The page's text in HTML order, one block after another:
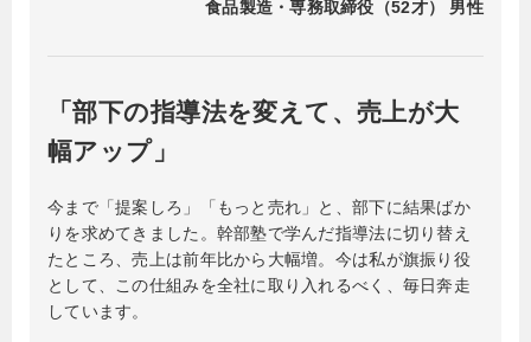
食品製造・専務取締役（52才） 男性
「部下の指導法を変えて、売上が大
幅アップ」
今まで「提案しろ」「もっと売れ」と、部下に結果ばか
りを求めてきました。幹部塾で学んだ指導法に切り替え
たところ、売上は前年比から大幅増。今は私が旗振り役
として、この仕組みを全社に取り入れるべく、毎日奔走
しています。